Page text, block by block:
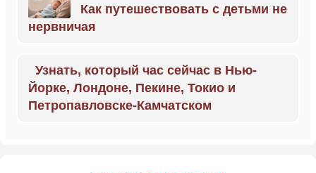
Как путешествовать с детьми не
нервничая
Узнать, который час сейчас в Нью-
Йорке, Лондоне, Пекине, Токио и
Петропавловске-Камчатском